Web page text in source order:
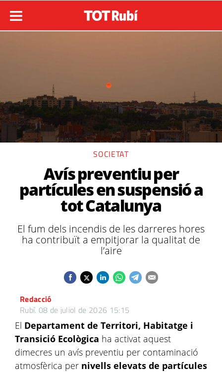
SOCIETAT
Avís preventiu per
partícules en suspensió a
tot Catalunya
El fum dels incendis de les darreres hores
ha contribuït a empitjorar la qualitat de
l’aire
Redacció
Rubí. 08 de juliol de 2026 15:15
El Departament de Territori, Habitatge i
Transició Ecològica ha activat aquest
dimecres un avís preventiu per contaminació
atmosfèrica per nivells elevats de partícules